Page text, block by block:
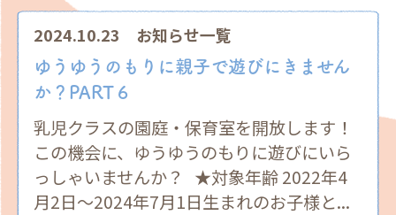
2024.10.23 お知らせ一覧
ゆうゆうのもりに親子で遊びにきません
か？PART６
乳児クラスの園庭・保育室を開放します！
この機会に、ゆうゆうのもりに遊びにいら
っしゃいませんか？ ★対象年齢 2022年4
月2日～2024年7月1日生まれのお子様と...